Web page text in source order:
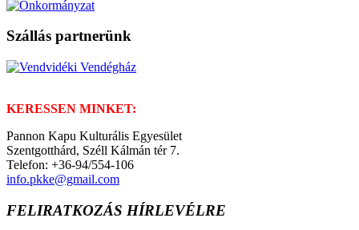
Szállás partnerünk
KERESSEN MINKET:
Pannon Kapu Kulturális Egyesület
Szentgotthárd, Széll Kálmán tér 7.
Telefon: +36-94/554-106
info.pkke@gmail.com
FELIRATKOZÁS HÍRLEVÉLRE